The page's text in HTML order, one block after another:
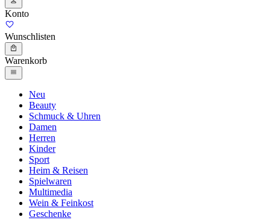
Konto
Wunschlisten
Warenkorb
Neu
Beauty
Schmuck & Uhren
Damen
Herren
Kinder
Sport
Heim & Reisen
Spielwaren
Multimedia
Wein & Feinkost
Geschenke